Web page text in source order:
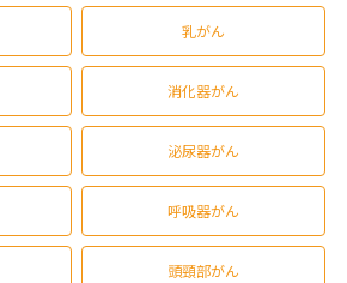
乳がん
消化器がん
泌尿器がん
呼吸器がん
頭頸部がん